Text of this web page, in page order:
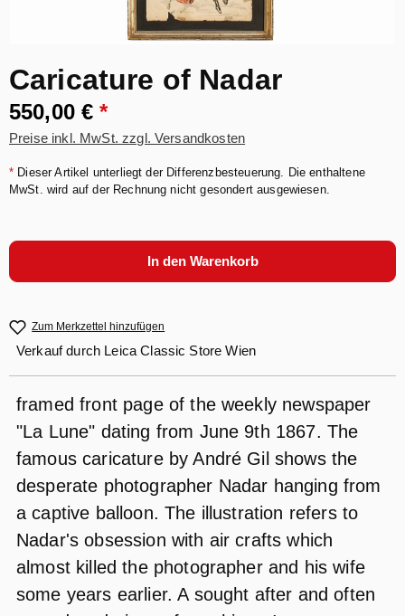
Caricature of Nadar
550,00 €*
Preise inkl. MwSt. zzgl. Versandkosten
* Dieser Artikel unterliegt der Differenzbesteuerung. Die enthaltene
MwSt. wird auf der Rechnung nicht gesondert ausgewiesen.
In den Warenkorb
Zum Merkzettel hinzufügen
Verkauf durch Leica Classic Store Wien
framed front page of the weekly newspaper
"La Lune" dating from June 9th 1867. The
famous caricature by André Gil shows the
desperate photographer Nadar hanging from
a captive balloon. The illustration refers to
Nadar's obsession with air crafts which
almost killed the photographer and his wife
some years earlier. A sought after and often